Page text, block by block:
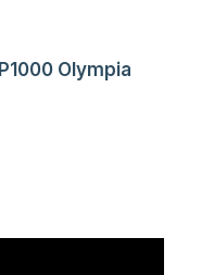
P1000 Olympia